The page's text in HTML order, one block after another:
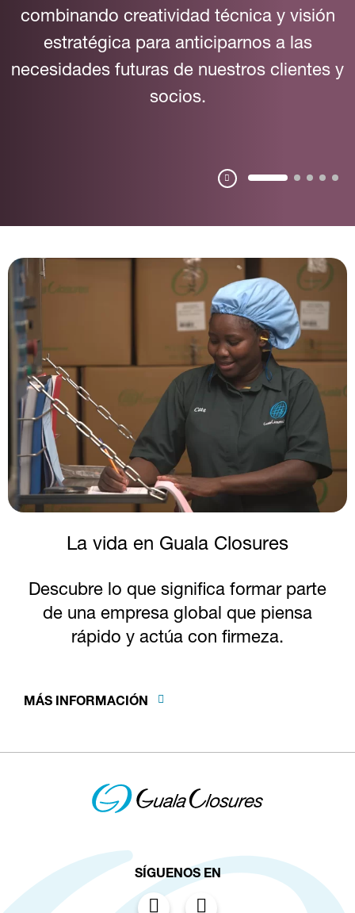
combinando creatividad técnica y visión
estratégica para anticiparnos a las
necesidades futuras de nuestros clientes y
socios.
Pausa
Image
La vida en Guala Closures
Descubre lo que significa formar parte
de una empresa global que piensa
rápido y actúa con firmeza.
MÁS INFORMACIÓN
SÍGUENOS EN